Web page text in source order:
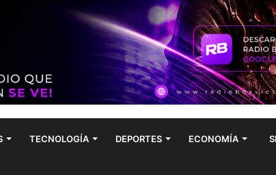
TECNOLOGÍA DEPORTES ECONOMÍA